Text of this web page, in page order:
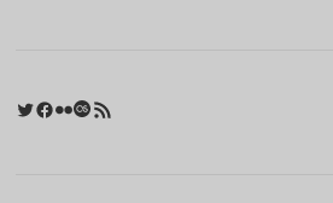
Twitter
Facebook
FlickrLast.fm